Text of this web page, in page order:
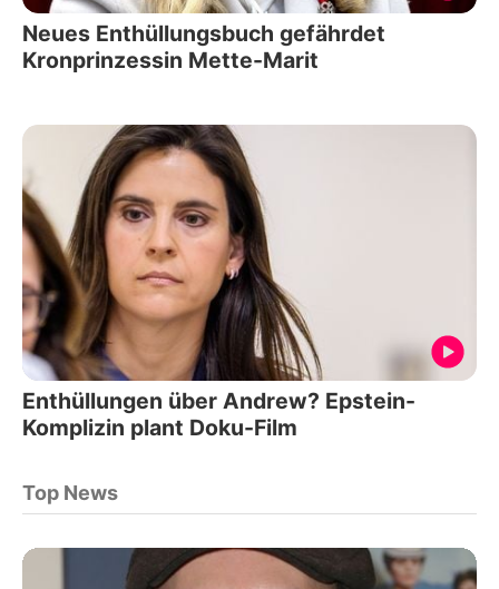
Neues Enthüllungsbuch gefährdet
Kronprinzessin Mette-Marit
Enthüllungen über Andrew? Epstein-
Komplizin plant Doku-Film
Top News